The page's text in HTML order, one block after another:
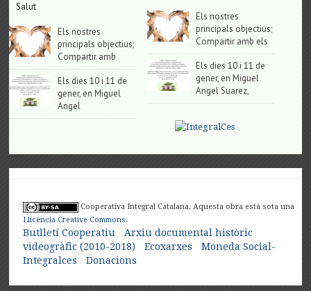
Salut
Els nostres
principals objectius;
Compartir amb
Els dies 10 i 11 de
gener, en Miguel
Angel
Els nostres
principals objectius;
Compartir amb els
Els dies 10 i 11 de
gener, en Miguel
Angel Suarez,
Cooperativa Integral Catalana. Aquesta obra està sota una
Llicència Creative Commons.
Butlletí Cooperatiu
Arxiu documental històric
videogràfic (2010-2018)
Ecoxarxes
Moneda Social-
Integralces
Donacions